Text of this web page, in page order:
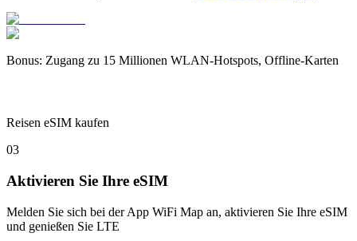
Bonus: Zugang zu 15 Millionen WLAN-Hotspots, Offline-Karten
Reisen eSIM kaufen
03
Aktivieren Sie Ihre eSIM
Melden Sie sich bei der App WiFi Map an, aktivieren Sie Ihre eSIM
und genießen Sie LTE